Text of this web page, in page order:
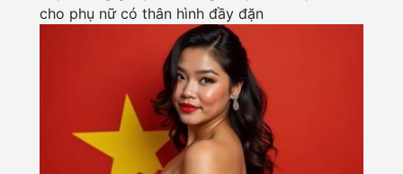
cho phụ nữ có thân hình đầy đặn